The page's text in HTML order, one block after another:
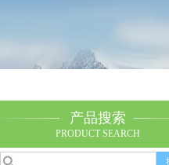
产品搜索
PRODUCT SEARCH